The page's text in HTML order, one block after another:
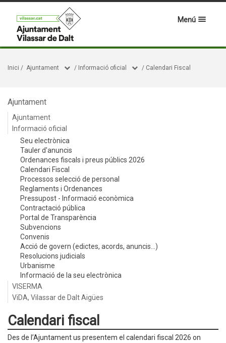
Menú
Inici / Ajuntament / Informació oficial / Calendari Fiscal
Ajuntament
Ajuntament
Informació oficial
Seu electrònica
Tauler d'anuncis
Ordenances fiscals i preus públics 2026
Calendari Fiscal
Processos selecció de personal
Reglaments i Ordenances
Pressupost - Informació econòmica
Contractació pública
Portal de Transparència
Subvencions
Convenis
Acció de govern (edictes, acords, anuncis...)
Resolucions judicials
Urbanisme
Informació de la seu electrònica
VISERMA
ViDA, Vilassar de Dalt Aigües
Calendari fiscal
Des de l’Ajuntament us presentem el calendari fiscal 2026 on